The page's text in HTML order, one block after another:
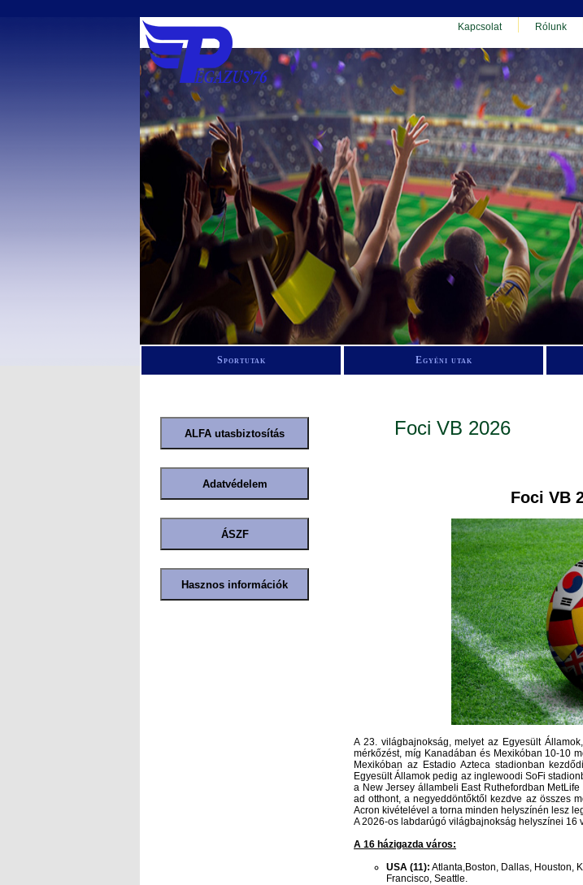
Kapcsolat Rólunk
Sportutak Egyéni utak
Foci VB 2026
Foci VB
A 23. világbajnokság, melyet az Egyesült
mérkőzést, míg Kanadában és Mexikóban 10-10
Mexikóban az Estadio Azteca stadionban
Egyesült Államok pedig az inglewoodi SoFi
a New Jersey állambeli East Ruthefordban
ad otthont, a negyeddöntőktől kezdve az összes
Acron kivételével a torna minden helyszínén lesz
A 2026-os labdarúgó világbajnokság helyszínei 16
A 16 házigazda város:
USA (11): Atlanta,Boston, Dallas, Houston,
Francisco, Seattle.